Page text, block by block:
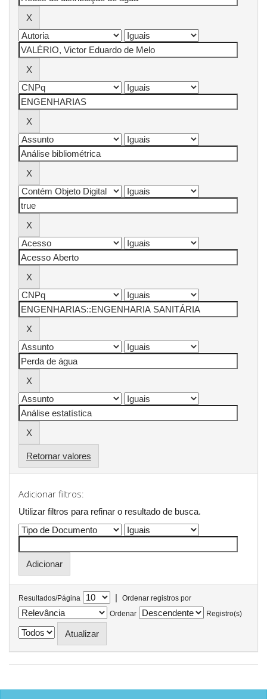
Retornar valores
Adicionar filtros:
Utilizar filtros para refinar o resultado de busca.
Resultados/Página |
Ordenar registros por
Ordenar
Registro(s)